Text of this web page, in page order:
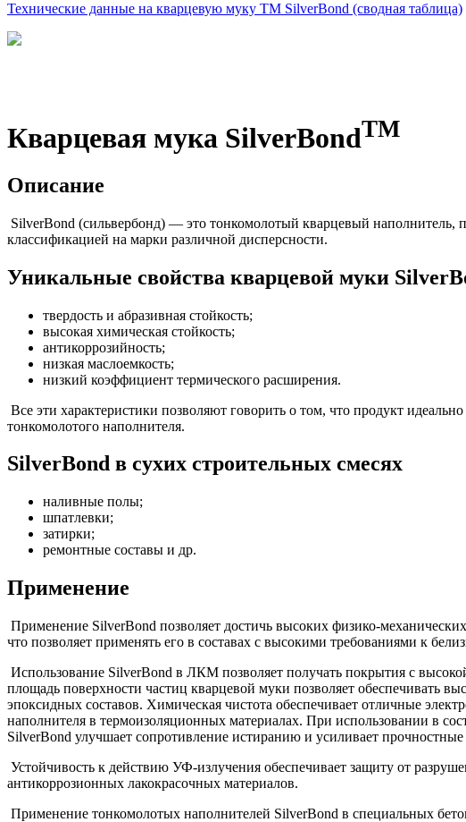
Технические данные на кварцевую муку ТМ SilverBond (сводная таблица)
Кварцевая мука SilverBondТМ
Описание
SilverBond (сильвербонд) — это тонкомолотый кварцевый наполнитель,
классификацией на марки различной дисперсности.
Уникальные свойства кварцевой муки
твердость и абразивная стойкость;
высокая химическая стойкость;
антикоррозийность;
низкая маслоемкость;
низкий коэффициент термического расширения.
Все эти характеристики позволяют говорить о том, что продукт
тонкомолотого наполнителя.
SilverBond в сухих строительных смесях
наливные полы;
шпатлевки;
затирки;
ремонтные составы и др.
Применение
Применение SilverBond позволяет достичь высоких физико-
что позволяет применять его в составах с высокими требованиями к
Использование SilverBond в ЛКМ позволяет получать покрытия с
площадь поверхности частиц кварцевой муки позволяет обеспечивать
эпоксидных составов. Химическая чистота обеспечивает отличные
наполнителя в термоизоляционных материалах. При использовании в
SilverBond улучшает сопротивление истиранию и усиливает прочностные
Устойчивость к действию УФ-излучения обеспечивает защиту от
антикоррозионных лакокрасочных материалов.
Применение тонкомолотых наполнителей SilverBond в специальных